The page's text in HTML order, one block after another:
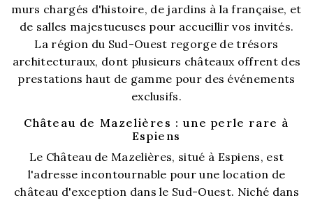
murs chargés d'histoire, de jardins à la française, et
de salles majestueuses pour accueillir vos invités.
La région du Sud-Ouest regorge de trésors
architecturaux, dont plusieurs châteaux offrent des
prestations haut de gamme pour des événements
exclusifs.
Château de Mazelières : une perle rare à
Espiens
Le Château de Mazelières, situé à Espiens, est
l'adresse incontournable pour une location de
château d'exception dans le Sud-Ouest. Niché dans